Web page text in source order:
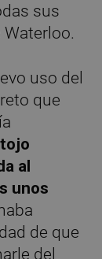
sus
uso del
que
al
unos
de que
del